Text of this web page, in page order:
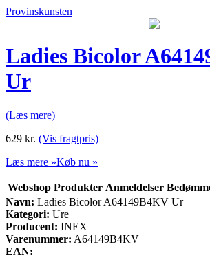
Provinskunsten
Ladies Bicolor
Ur
(Læs mere)
629 kr. (Vis fragtpris)
Læs mere »Køb nu »
Webshop Produkter Anmeldelser
Navn: Ladies Bicolor A64149B4KV Ur
Kategori: Ure
Producent: INEX
Varenummer: A64149B4KV
EAN: